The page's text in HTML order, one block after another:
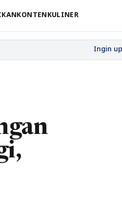
KONTENKULINER